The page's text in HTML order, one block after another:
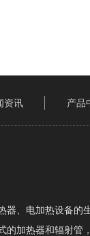
、电加热设备的生
的加热器和辐射管
资讯 产品